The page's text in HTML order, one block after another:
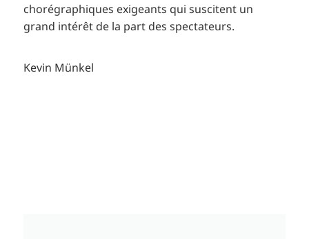
chorégraphiques exigeants qui suscitent un
grand intérêt de la part des spectateurs.
Kevin Münkel